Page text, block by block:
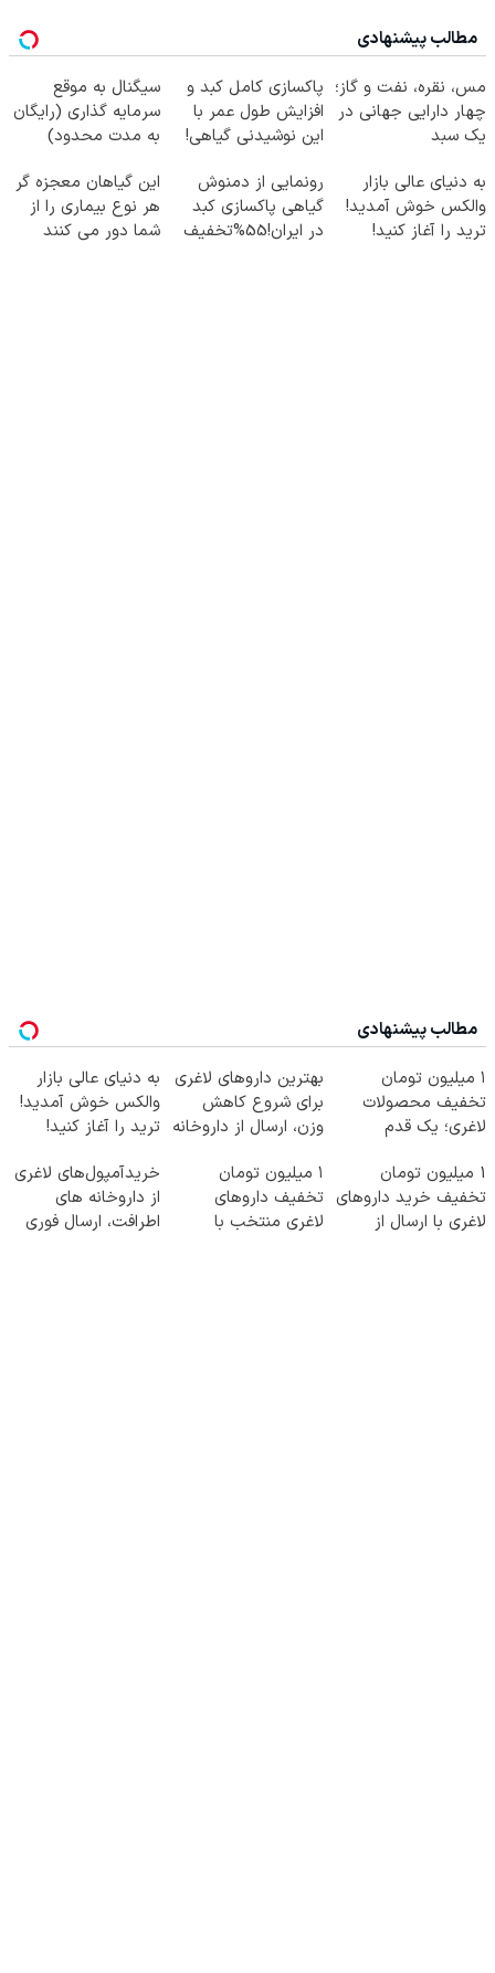
مطالب پیشنهادی
مس، نقره، نفت و گاز؛
چهار دارایی جهانی در
یک سبد
پاکسازی کامل کبد و
افزایش طول عمر با
این نوشیدنی گیاهی!
سیگنال به موقع
سرمایه گذاری (رایگان
به مدت محدود)
به دنیای عالی بازار
والکس خوش آمدید!
ترید را آغاز کنید!
رونمایی از دمنوش
گیاهی پاکسازی کبد
در ایران!55%تخفیف
این گیاهان معجزه گر
هر نوع بیماری را از
شما دور می کنند
مطالب پیشنهادی
۱ میلیون تومان
تخفیف محصولات
لاغری؛ یک قدم
کاهش وزن
بهترین داروهای لاغری
برای شروع کاهش
وزن، ارسال از داروخانه
به دنیای عالی بازار
والکس خوش آمدید!
ترید را آغاز کنید!
1 میلیون تومان
تخفیف خرید داروهای
لاغری با ارسال از
۱ میلیون تومان
تخفیف داروهای
لاغری منتخب با
خریدآمپول‌های لاغری
از داروخانه های
اطرافت، ارسال فوری